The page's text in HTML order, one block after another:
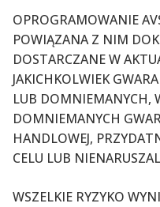
OPROGRAMOWANIE
POWIĄZANA Z NIM
DOSTARCZANE W
JAKICHKOLWIEK
LUB DOMNIEMANYCH,
DOMNIEMANYCH
HANDLOWEJ,
CELU LUB
WSZELKIE RYZYKO